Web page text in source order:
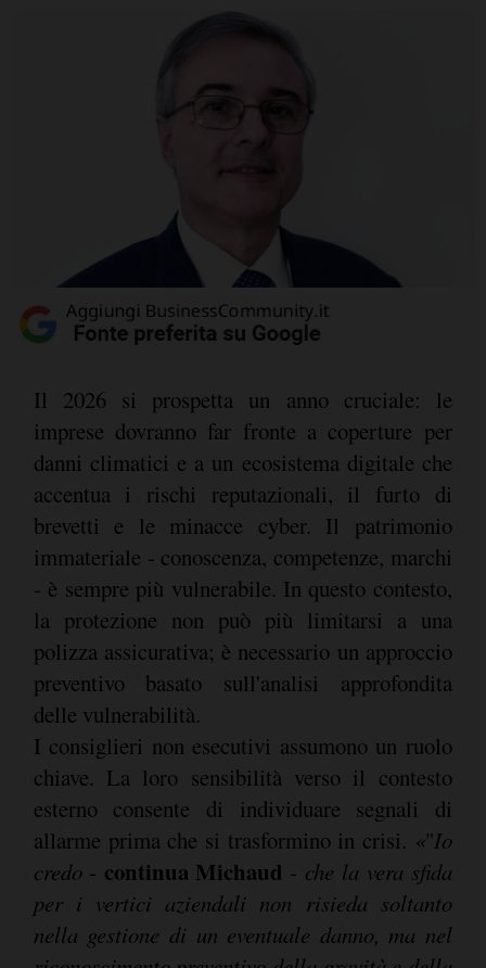
Il 2026 si prospetta un anno cruciale: le
imprese dovranno far fronte a coperture per
danni climatici e a un ecosistema digitale che
accentua i rischi reputazionali, il furto di
brevetti e le minacce cyber. Il patrimonio
immateriale - conoscenza, competenze, marchi
- è sempre più vulnerabile. In questo contesto,
la protezione non può più limitarsi a una
polizza assicurativa; è necessario un approccio
preventivo basato sull'analisi approfondita
delle vulnerabilità.
I consiglieri non esecutivi assumono un ruolo
chiave. La loro sensibilità verso il contesto
esterno consente di individuare segnali di
allarme prima che si trasformino in crisi. «"Io
credo- continua Michaud - che la vera sfida
per i vertici aziendali non risieda soltanto
nella gestione di un eventuale danno, ma nel